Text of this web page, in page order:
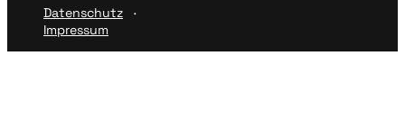
Datenschutz
Impressum